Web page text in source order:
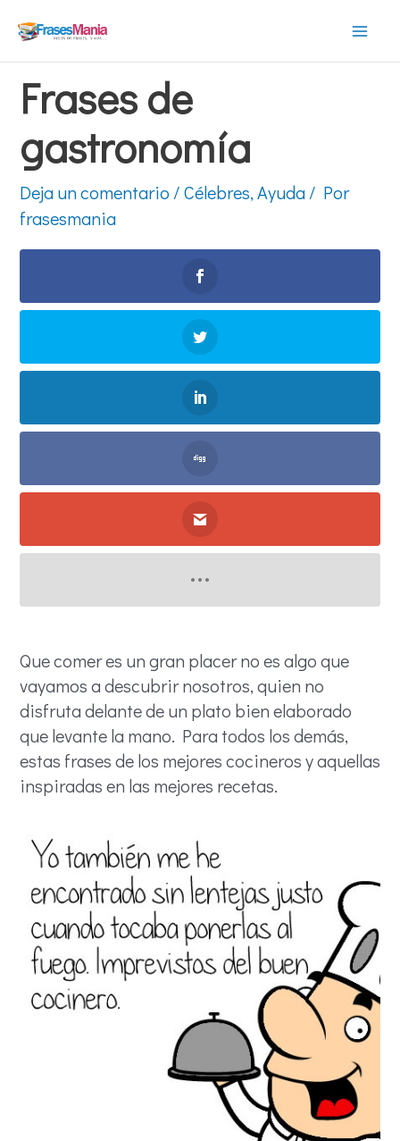
contenido
Frases de
gastronomía
Deja un comentario /Célebres,Ayuda / Por
frasesmania
Que comer es un gran placer no es algo que
vayamos a descubrir nosotros, quien no
disfruta delante de un plato bien elaborado
que levante la mano. Para todos los demás,
estas frases de los mejores cocineros y aquellas
inspiradas en las mejores recetas.